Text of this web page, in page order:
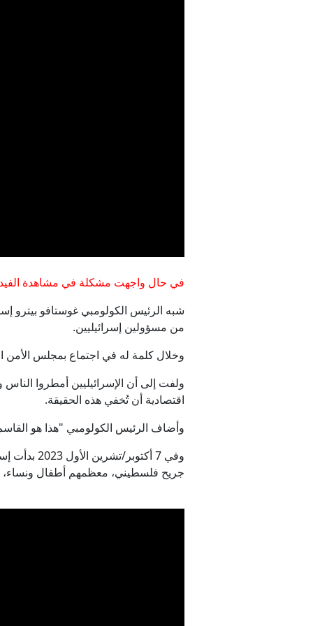
في حال واجهت مشكلة في مشاهدة
شبه الرئيس الكولومبي غوستافو بيترو
من مسؤولين إسرائيليين.
وخلال كلمة له في اجتماع بمجلس الأمن
ولفت إلى أن الإسرائيليين أمطروا
اقتصادية أن تُخفي هذه الحقيقة.
وأضاف الرئيس الكولومبي "هذا هو القاسم
جريح فلسطيني، معظمهم أطفال ونساء، ودمارا طال 90%